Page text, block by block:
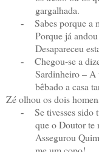
gargalhada.
-
Sabes porque a
Porque já
Desapareceu
-
Chegou-se a
Sardinheiro – A
bêbado a casa
Zé olhou os dois
-
Se tivesses sido
que o Doutor te
Assegurou